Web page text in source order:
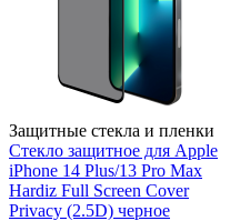
Защитные стекла и пленки
Стекло защитное для Apple
iPhone 14 Plus/13 Pro Max
Hardiz Full Screen Cover
Privacy (2.5D) черное